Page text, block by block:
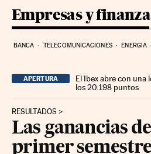
Empresas y
BANCA TELECOMUNICACIONES ENERGIA
APERTURA
El Ibex abre con una
los 20.198 puntos
RESULTADOS
Las ganancias
primer